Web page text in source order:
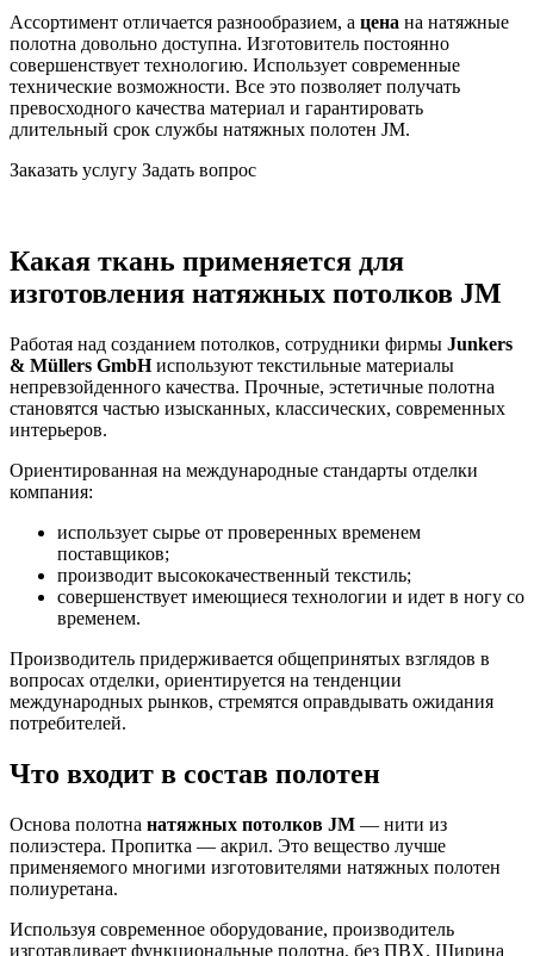
Ассортимент отличается разнообразием, а цена на натяжные
полотна довольно доступна. Изготовитель постоянно
совершенствует технологию. Использует современные
технические возможности. Все это позволяет получать
превосходного качества материал и гарантировать
длительный срок службы натяжных полотен JM.
Заказать услугу Задать вопрос
Какая ткань применяется для
изготовления натяжных потолков JM
Работая над созданием потолков, сотрудники фирмы Junkers
& Müllers GmbHиспользуют текстильные материалы
непревзойденного качества. Прочные, эстетичные полотна
становятся частью изысканных, классических, современных
интерьеров.
Ориентированная на международные стандарты отделки
компания:
использует сырье от проверенных временем
поставщиков;
производит высококачественный текстиль;
совершенствует имеющиеся технологии и идет в ногу со
временем.
Производитель придерживается общепринятых взглядов в
вопросах отделки, ориентируется на тенденции
международных рынков, стремятся оправдывать ожидания
потребителей.
Что входит в состав полотен
Основа полотна натяжных потолков JM — нити из
полиэстера. Пропитка — акрил. Это вещество лучше
применяемого многими изготовителями натяжных полотен
полиуретана.
Используя современное оборудование, производитель
изготавливает функциональные полотна, без ПВХ. Ширина